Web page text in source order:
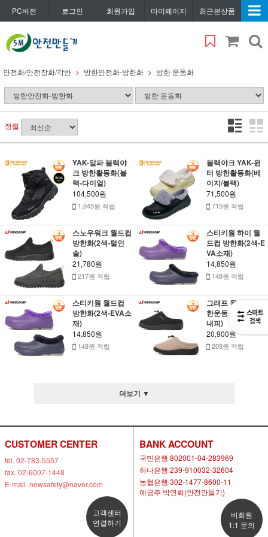
PC버전 로그인 회원가입 마이페이지 최근본상품
안전화/안전장화/각반 방한안전화-방한화 방한 운동화
정렬
YAK-알파 블랙야
크 방한활동화(블
랙-다이얼)
104,500원
1,045원 적립
블랙야크 YAK-윈
터 방한활동화(베
이지/블랙)
71,500원
715원 적립
스노우워크 월드컵
방한화(2색-털인
솔)
21,780원
217원 적립
스티키웜 하이 월
드컵 방한화(2색-E
VA소재)
14,850원
148원 적립
스티키웜 월드컵
방한화(2색-EVA소
재)
14,850원
148원 적립
그래프 월드컵 방
한운동화(2색-기모
내피)
20,900원
209원 적립
더보기 ▼
CUSTOMER CENTER
tel. 02-783-5557
fax. 02-6007-1448
E-mail. nowsafety@naver.com
고객센터
연결하기
BANK ACCOUNT
국민은행 802001-04-283969
하나은행 239-910032-32604
농협은행 302-1477-8600-11
예금주 박연화(안전만들기)
비회원
1:1 문의